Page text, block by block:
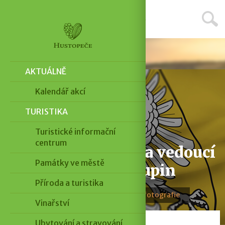
Aktuálně
Výběrové řízení na vedoucí
dětských skupin
2. 7. 2026 · 1 minuta čtení · 1 fotografie
AKTUÁLNĚ
Kalendář akcí
TURISTIKA
Turistické informační
centrum
Památky ve městě
Příroda a turistika
Vinařství
Ubytování a stravování